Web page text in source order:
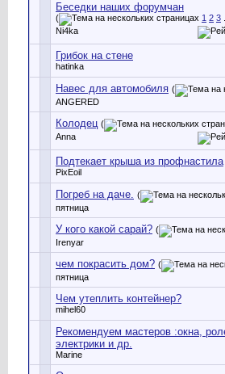
Беседки наших форумчан
( 1 2 3
Ni4ka
Грибок на стене
hatinka
Навес для автомобиля (
ANGERED
Колодец (
Anna
Подтекает крыша из профнастила
PixEoil
Погреб на даче. (
пятница
У кого какой сарай? (
Irenyar
чем покрасить дом? (
пятница
Чем утеплить контейнер?
mihel60
Рекомендуем мастеров :окна,
электрики и др.
Marine